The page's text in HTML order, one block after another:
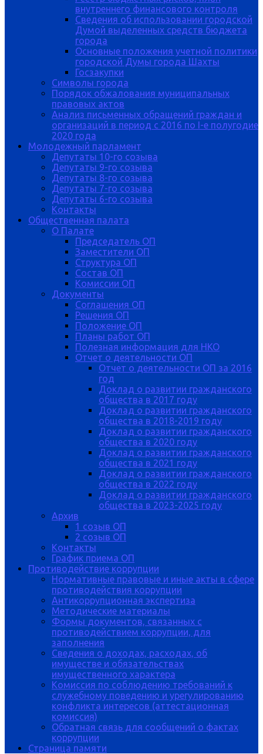
внутреннего финансового контроля
Сведения об использовании городской
Думой выделенных средств бюджета
города
Основные положения учетной политики
городской Думы города Шахты
Госзакупки
Символы города
Порядок обжалования муниципальных
правовых актов
Анализ письменных обращений граждан и
организаций в период с 2016 по I-е полугодие
2020 года
Молодежный парламент
Депутаты 10-го созыва
Депутаты 9-го созыва
Депутаты 8-го созыва
Депутаты 7-го созыва
Депутаты 6-го созыва
Контакты
Общественная палата
О Палате
Председатель ОП
Заместители ОП
Структура ОП
Состав ОП
Комиссии ОП
Документы
Соглашения ОП
Решения ОП
Положение ОП
Планы работ ОП
Полезная информация для НКО
Отчет о деятельности ОП
Отчет о деятельности ОП за 2016
год
Доклад о развитии гражданского
общества в 2017 году
Доклад о развитии гражданского
общества в 2018-2019 году
Доклад о развитии гражданского
общества в 2020 году
Доклад о развитии гражданского
общества в 2021 году
Доклад о развитии гражданского
общества в 2022 году
Доклад о развитии гражданского
общества в 2023-2025 году
Архив
1 созыв ОП
2 созыв ОП
Контакты
График приема ОП
Противодействие коррупции
Нормативные правовые и иные акты в сфере
противодействия коррупции
Антикоррупционная экспертиза
Методические материалы
Формы документов, связанных с
противодействием коррупции, для
заполнения
Сведения о доходах, расходах, об
имуществе и обязательствах
имущественного характера
Комиссия по соблюдению требований к
служебному поведению и урегулированию
конфликта интересов (аттестационная
комиссия)
Обратная связь для сообщений о фактах
коррупции
Страница памяти